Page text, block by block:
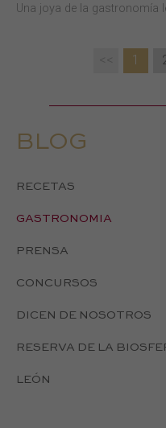
Una joya de la gastronomía
<< 1
BLOG
RECETAS
GASTRONOMIA
PRENSA
CONCURSOS
DICEN DE NOSOTROS
RESERVA DE LA
LEÓN